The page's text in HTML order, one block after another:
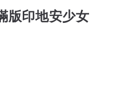
版印地安少女